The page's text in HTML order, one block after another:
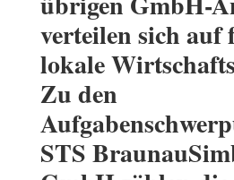
verteilen sich auf
lokale
Zu den
STS